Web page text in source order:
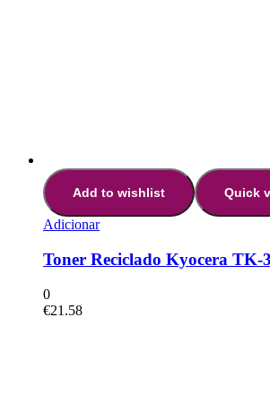
Add to wishlist Quick
Adicionar
Toner Reciclado Kyocera TK-
0
€21.58